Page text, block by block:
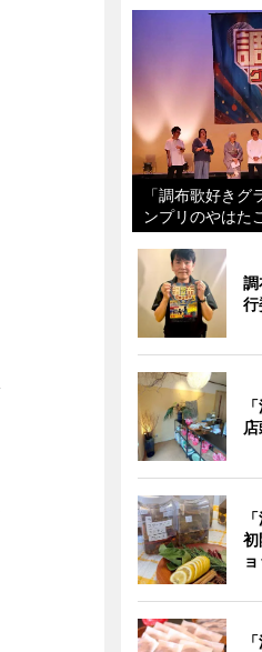
「調布歌好き
ンプリのやはた
調
行
初